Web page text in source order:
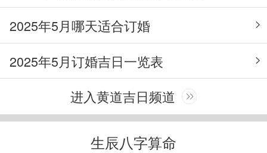
2025年5月哪天适合订婚
2025年5月订婚吉日一览表
进入黄道吉日频道
生辰八字算命